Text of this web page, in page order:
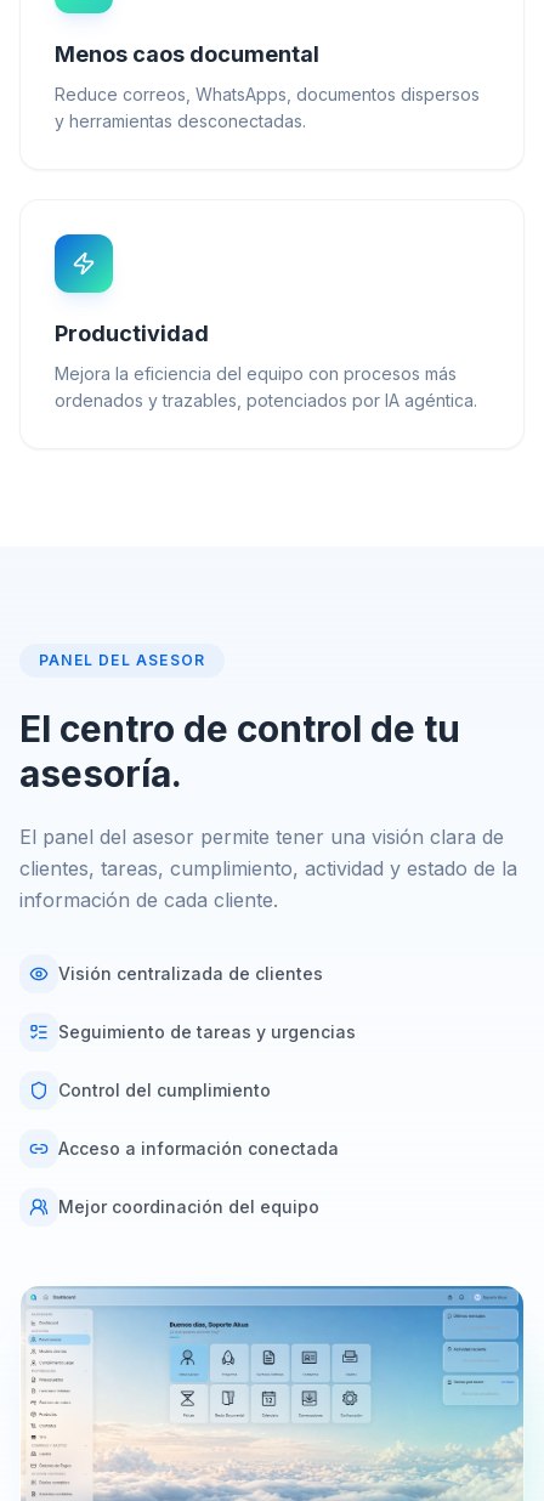
Menos caos documental
Reduce correos, WhatsApps, documentos dispersos
y herramientas desconectadas.
Productividad
Mejora la eficiencia del equipo con procesos más
ordenados y trazables, potenciados por IA agéntica.
PANEL DEL ASESOR
El centro de control de tu
asesoría.
El panel del asesor permite tener una visión clara de
clientes, tareas, cumplimiento, actividad y estado de la
información de cada cliente.
Visión centralizada de clientes
Seguimiento de tareas y urgencias
Control del cumplimiento
Acceso a información conectada
Mejor coordinación del equipo